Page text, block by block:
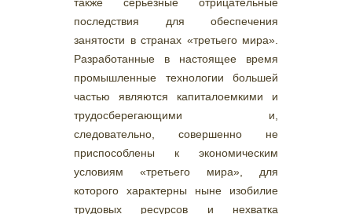
последствия для обеспечения
занятости в странах «третьего мира».
Разработанные в настоящее время
промышленные технологии большей
частью являются капиталоемкими и
трудосберегающими и,
следовательно, совершенно не
приспособлены к экономическим
условиям «третьего мира», для
которого характерны ныне изобилие
трудовых ресурсов и нехватка